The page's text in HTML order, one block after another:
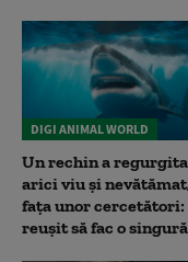
DIGI ANIMAL WORLD
Un rechin a
arici viu și
fața unor cercetători:
reușit să fac o